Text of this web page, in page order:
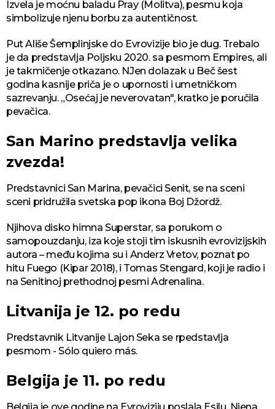
Izvela je moćnu baladu Pray (Molitva), pesmu koja
simbolizuje njenu borbu za autentičnost.
Put Ališe Šemplinjske do Evrovizije bio je dug. Trebalo
je da predstavlja Poljsku 2020. sa pesmom Empires, ali
je takmičenje otkazano. NJen dolazak u Beč šest
godina kasnije priča je o upornosti i umetničkom
sazrevanju. „Osećaj je neverovatan", kratko je poručila
pevačica.
San Marino predstavlja velika
zvezda!
Predstavnici San Marina, pevačici Senit, se na sceni
sceni pridružila svetska pop ikona Boj Džordž.
Njihova disko himna Superstar, sa porukom o
samopouzdanju, iza koje stoji tim iskusnih evrovizijskih
autora – među kojima su i Anderz Vretov, poznat po
hitu Fuego (Kipar 2018), i Tomas Stengard, koji je radio i
na Senitinoj prethodnoj pesmi Adrenalina.
Litvanija je 12. po redu
Predstavnik Litvanije Lajon Seka se rpedstavlja
pesmom - Sólo quiero más.
Belgija je 11. po redu
Belgija je ove godine na Evroviziju poslala Esilu. Njena